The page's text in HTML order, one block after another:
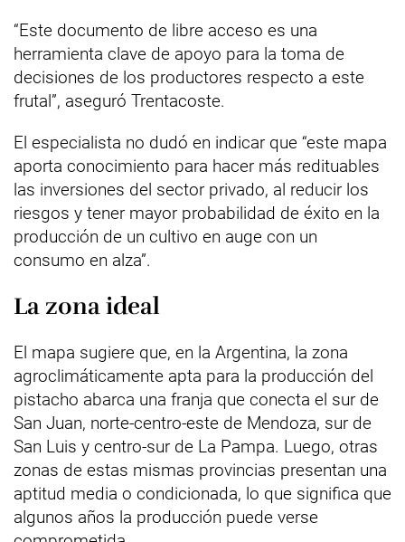
“Este documento de libre acceso es una
herramienta clave de apoyo para la toma de
decisiones de los productores respecto a este
frutal”, aseguró Trentacoste.
El especialista no dudó en indicar que “este mapa
aporta conocimiento para hacer más redituables
las inversiones del sector privado, al reducir los
riesgos y tener mayor probabilidad de éxito en la
producción de un cultivo en auge con un
consumo en alza”.
La zona ideal
El mapa sugiere que, en la Argentina, la zona
agroclimáticamente apta para la producción del
pistacho abarca una franja que conecta el sur de
San Juan, norte-centro-este de Mendoza, sur de
San Luis y centro-sur de La Pampa. Luego, otras
zonas de estas mismas provincias presentan una
aptitud media o condicionada, lo que significa que
algunos años la producción puede verse